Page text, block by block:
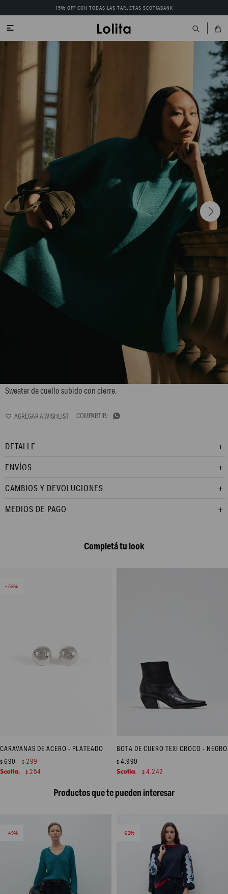
15% OFF CON TODAS LAS TARJETAS SCOTIABANK

Sweater de cuello subido con cierre.

DETALLE
ENVÍOS
CAMBIOS Y DEVOLUCIONES
MEDIOS DE PAGO
Completá tu look
56
CARAVANAS DE ACERO - PLATEADO
$690 $ 299
$ 254
BOTA DE CUERO TEXI CROCO - NEGRO
$ 4.990
$ 4.242
Productos que te pueden interesar
49 62